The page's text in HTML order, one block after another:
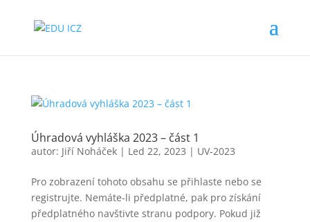
Úhradová vyhláška 2023 – část 1
autor: Jiří Noháček| Led 22, 2023 | UV-2023
Pro zobrazení tohoto obsahu se přihlaste nebo se
registrujte. Nemáte-li předplatné, pak pro získání
předplatného navštivte stranu podpory. Pokud již